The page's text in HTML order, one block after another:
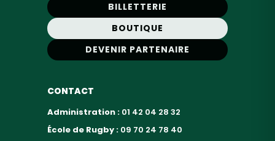
BILLETTERIE
BOUTIQUE
DEVENIR PARTENAIRE
CONTACT
Administration : 01 42 04 28 32
École de Rugby : 09 70 24 78 40